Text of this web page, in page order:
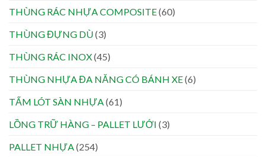
THÙNG RÁC NHỰA COMPOSITE(60)
THÙNG ĐỰNG DÙ(3)
THÙNG RÁC INOX(45)
THÙNG NHỰA ĐA NĂNG CÓ BÁNH XE(6)
TẤM LÓT SÀN NHỰA(61)
LỒNG TRỮ HÀNG – PALLET LƯỚI (3)
PALLET NHỰA(254)